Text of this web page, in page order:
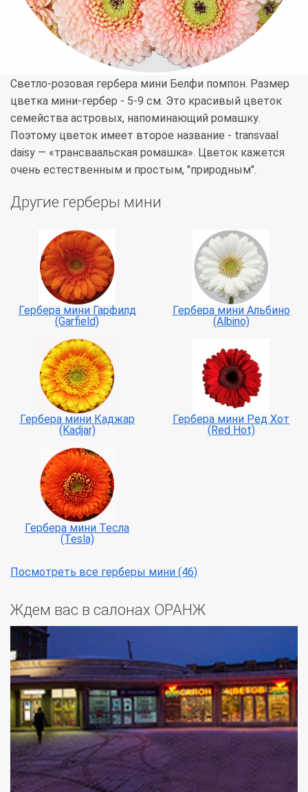
Светло-розовая гербера мини Белфи помпон. Размер
цветка мини-гербер - 5-9 см. Это красивый цветок
семейства астровых, напоминающий ромашку.
Поэтому цветок имеет второе название - transvaal
daisy — «трансваальская ромашка». Цветок кажется
очень естественным и простым, "природным".
Другие герберы мини
Гербера мини Гарфилд
(Garfield)
Гербера мини Альбино
(Albino)
Гербера мини Каджар
(Kadjar)
Гербера мини Ред Хот
(Red Hot)
Гербера мини Тесла
(Tesla)
Посмотреть все герберы мини (46)
Ждем вас в салонах ОРАНЖ